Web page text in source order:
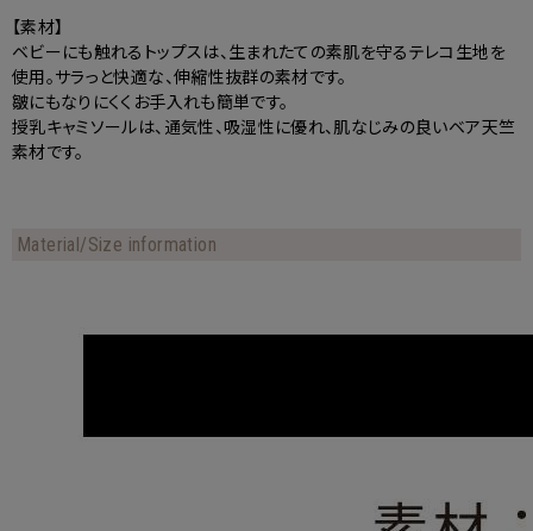
【素材】
ベビーにも触れるトップスは、生まれたての素肌を守るテレコ生地を
使用。サラっと快適な、伸縮性抜群の素材です。
皺にもなりにくくお手入れも簡単です。
授乳キャミソールは、通気性、吸湿性に優れ、肌なじみの良いベア天竺
素材です。
Material/Size information